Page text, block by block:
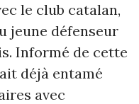
le club catalan,
jeune défenseur
Informé de cette
déjà entamé
avec